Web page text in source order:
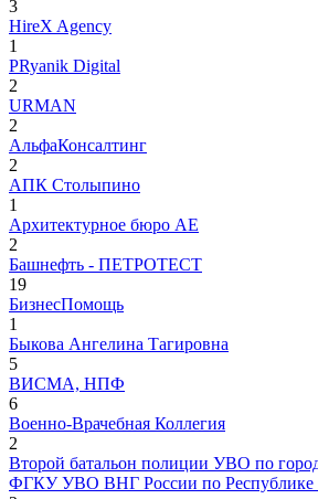
3
HireX Agency
1
PRyanik Digital
2
URMAN
2
АльфаКонсалтинг
2
АПК Столыпино
1
Архитектурное бюро АЕ
2
Башнефть - ПЕТРОТЕСТ
19
БизнесПомощь
1
Быкова Ангелина Тагировна
5
ВИСМА, НПФ
6
Военно-Врачебная Коллегия
2
Второй батальон полиции УВО по
ФГКУ УВО ВНГ России по Республике